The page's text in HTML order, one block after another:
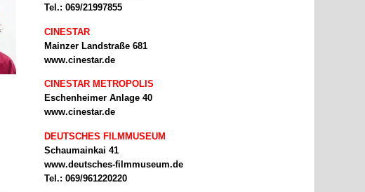
Tel.: 069/21997855
CINESTAR
Mainzer Landstraße 681
www.cinestar.de
CINESTAR METROPOLIS
Eschenheimer Anlage 40
www.cinestar.de
DEUTSCHES FILMMUSEUM
Schaumainkai 41
www.deutsches-filmmuseum.de
Tel.: 069/961220220